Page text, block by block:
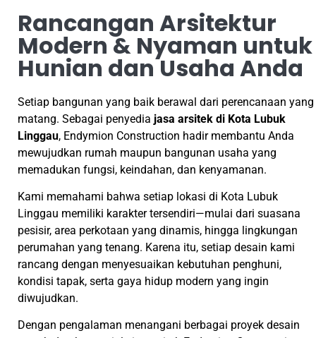
Rancangan Arsitektur
Modern & Nyaman untuk
Hunian dan Usaha Anda
Setiap bangunan yang baik berawal dari perencanaan yang
matang. Sebagai penyedia jasa arsitek di Kota Lubuk
Linggau, Endymion Construction hadir membantu Anda
mewujudkan rumah maupun bangunan usaha yang
memadukan fungsi, keindahan, dan kenyamanan.
Kami memahami bahwa setiap lokasi di Kota Lubuk
Linggau memiliki karakter tersendiri—mulai dari suasana
pesisir, area perkotaan yang dinamis, hingga lingkungan
perumahan yang tenang. Karena itu, setiap desain kami
rancang dengan menyesuaikan kebutuhan penghuni,
kondisi tapak, serta gaya hidup modern yang ingin
diwujudkan.
Dengan pengalaman menangani berbagai proyek desain